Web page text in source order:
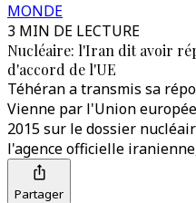
MONDE
3 MIN DE LECTURE
Nucléaire: l'Iran dit avoir
d'accord de l'UE
Téhéran a transmis sa
Vienne par l'Union
2015 sur le dossier
l'agence officielle
Partager